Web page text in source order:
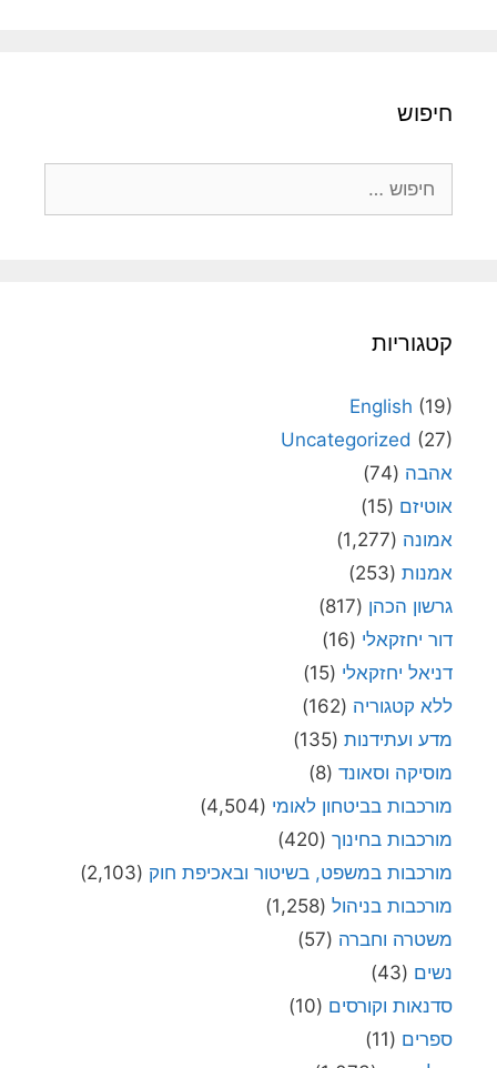
חיפוש
קטגוריות
English (19)
Uncategorized (27)
אהבה (74)
אוטיזם (15)
אמונה (1,277)
אמנות (253)
גרשון הכהן (817)
דור יחזקאלי (16)
דניאל יחזקאלי (15)
ללא קטגוריה (162)
מדע ועתידנות (135)
מוסיקה וסאונד (8)
מורכבות בביטחון לאומי (4,504)
מורכבות בחינוך (420)
מורכבות במשפט, בשיטור ובאכיפת חוק (2,103)
מורכבות בניהול (1,258)
משטרה וחברה (57)
נשים (43)
סדנאות וקורסים (10)
ספרים (11)